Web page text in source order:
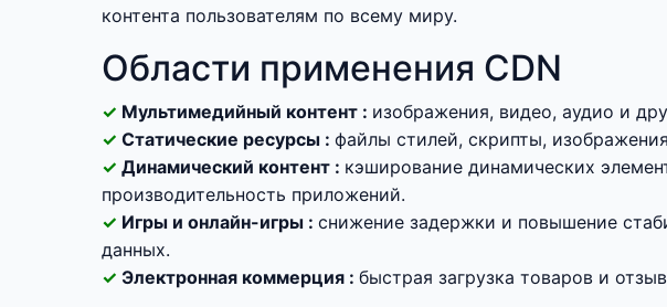
контента пользователям по всему миру.
Области применения CDN
Мультимедийный контент : изображения, видео, аудио и
Статические ресурсы : файлы стилей, скрипты,
Динамический контент : кэширование динамических
производительность приложений.
Игры и онлайн-игры : снижение задержки и повышение
данных.
Электронная коммерция : быстрая загрузка товаров и